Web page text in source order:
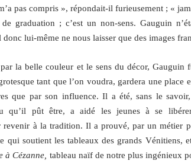
pas compris », répondait-il furieusement ; «
graduation ; c’est un non-sens. Gauguin
lui-même ne nous laisser que des images
la belle couleur et le sens du décor,
tant que l’on voudra, gardera une place
que par son influence. Il a été, sans le
qu’il pût être, a aidé les jeunes à se
revenir à la tradition. Il a prouvé, par un métier
qui soutient les tableaux des grands Vénitiens,
à Cézanne, tableau naïf de notre plus ingénieux